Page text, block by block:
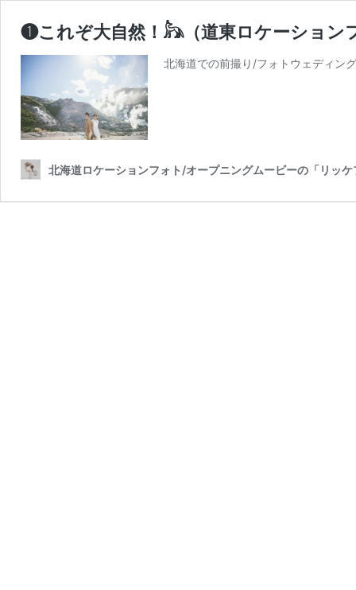
❶これぞ大自然！𓃦（道東ロケーション
北海道での前撮り/フォトウェディン
北海道ロケーションフォト/オープニングムービーの「リッ